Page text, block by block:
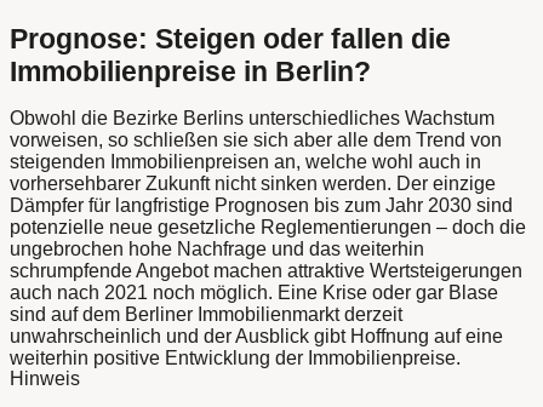
Prognose: Steigen oder fallen die
Immobilienpreise in Berlin?
Obwohl die Bezirke Berlins unterschiedliches Wachstum
vorweisen, so schließen sie sich aber alle dem Trend von
steigenden Immobilienpreisen an, welche wohl auch in
vorhersehbarer Zukunft nicht sinken werden. Der einzige
Dämpfer für langfristige Prognosen bis zum Jahr 2030 sind
potenzielle neue gesetzliche Reglementierungen – doch die
ungebrochen hohe Nachfrage und das weiterhin
schrumpfende Angebot machen attraktive Wertsteigerungen
auch nach 2021 noch möglich. Eine Krise oder gar Blase
sind auf dem Berliner Immobilienmarkt derzeit
unwahrscheinlich und der Ausblick gibt Hoffnung auf eine
weiterhin positive Entwicklung der Immobilienpreise.
Hinweis